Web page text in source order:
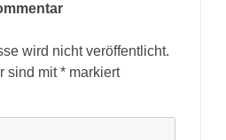
wird nicht veröffentlicht.
sind mit* markiert